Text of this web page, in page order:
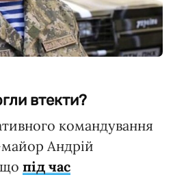
втекти?
командування
Андрій
що під час